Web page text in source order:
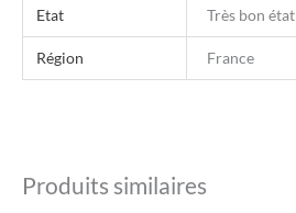
Etat Très bon état
Région France
Produits similaires